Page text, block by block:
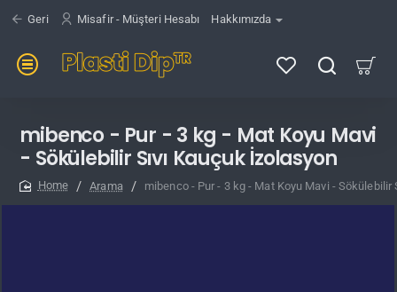
Geri Misafir - Müşteri Hesabı Hakkımızda
mibenco - Pur - 3 kg - Mat Koyu Mavi
- Sökülebilir Sıvı Kauçuk İzolasyon
Arama mibenco - Pur - 3 kg - Mat Koyu Mavi - Sökülebilir